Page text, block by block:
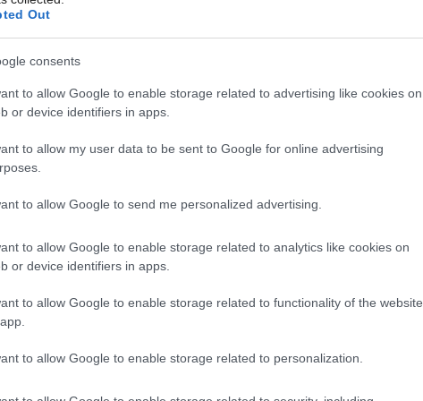
Out
consents
to allow Google to enable storage related to advertising like cookies on
or device identifiers in apps.
to allow my user data to be sent to Google for online advertising
to allow Google to send me personalized advertising.
to allow Google to enable storage related to analytics like cookies on
or device identifiers in apps.
to allow Google to enable storage related to functionality of the website
to allow Google to enable storage related to personalization.
od obytnej, aby si
V meste Polignano a Mare s malebnými výhľadmi,
morom, stojí dom Isa Bella, v ktorom zariaďovalo
vytvoriť v jednej miestnosti dve funkčné zóny, ktoré si
udržiavajú vzájomné prepojenie.
16. 06. 2022
NÁBYTOK
Bassocontinuo
Môj dom 07-08/2026
Môj dom Špeciál 02/2026